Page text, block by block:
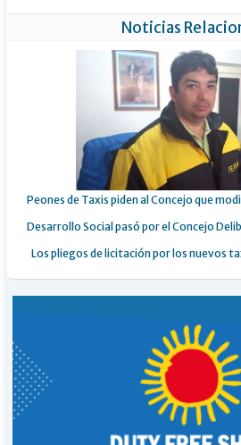
Noticias
Peones de Taxis piden al Concejo que
Desarrollo Social pasó por el Concejo
Los pliegos de licitación por los nuevos